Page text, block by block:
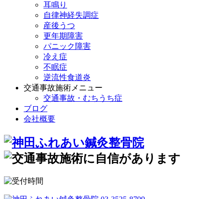
耳鳴り
自律神経失調症
産後うつ
更年期障害
パニック障害
冷え症
不眠症
逆流性食道炎
交通事故施術メニュー
交通事故・むちうち症
ブログ
会社概要